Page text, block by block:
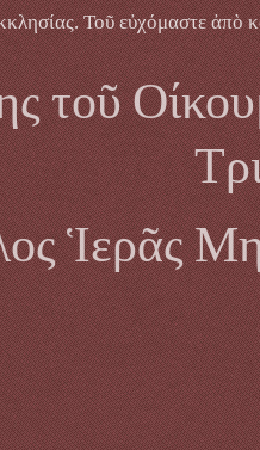
Τοῦ εὐχόμαστε ἀπὸ
τοῦ
Ἱερᾶς